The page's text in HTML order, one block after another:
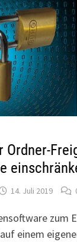
14. Juli 2019
zum
einem